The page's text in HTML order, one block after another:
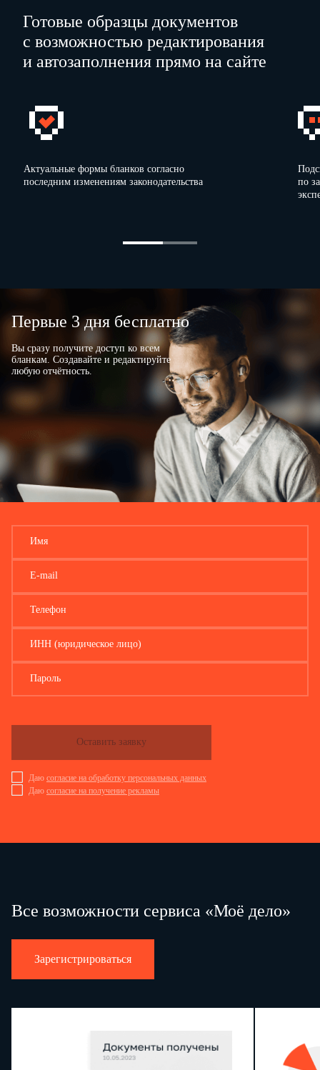
Готовые образцы документов
с возможностью редактирования
и автозаполнения прямо на сайте
Актуальные формы бланков согласно
последним изменениям законодательства
по
Первые 3 дня бесплатно
Вы сразу получите доступ ко всем
бланкам. Создавайте и редактируйте
любую отчётность.
Имя
E-mail
Телефон
ИНН (юридическое лицо)
Пароль
Даю согласие на обработку персональных данных
Даю согласие на получение рекламы
Оставить заявку
Все возможности сервиса «Моё дело»
Зарегистрироваться